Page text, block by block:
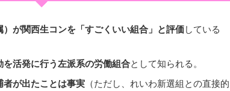
が関西生コンを「すごくいい組合」と評価している
活発に行う左派系の労働組合として知られる。
が出たことは事実 （ただし、れいわ新選組との直接的